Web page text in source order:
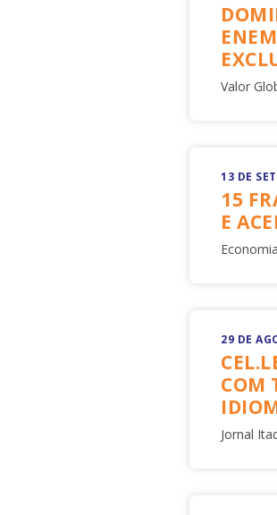
Valor
13 DE
15
E
29 DE
COM
Jornal